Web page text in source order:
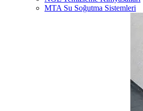
MTA Su Soğutma Sistemleri